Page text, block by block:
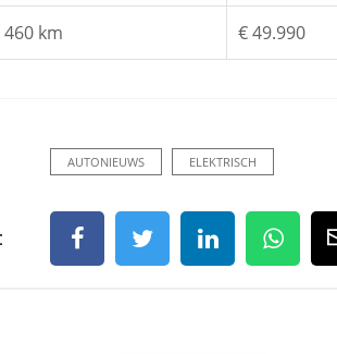
460 km € 49.990
AUTONIEUWS ELEKTRISCH